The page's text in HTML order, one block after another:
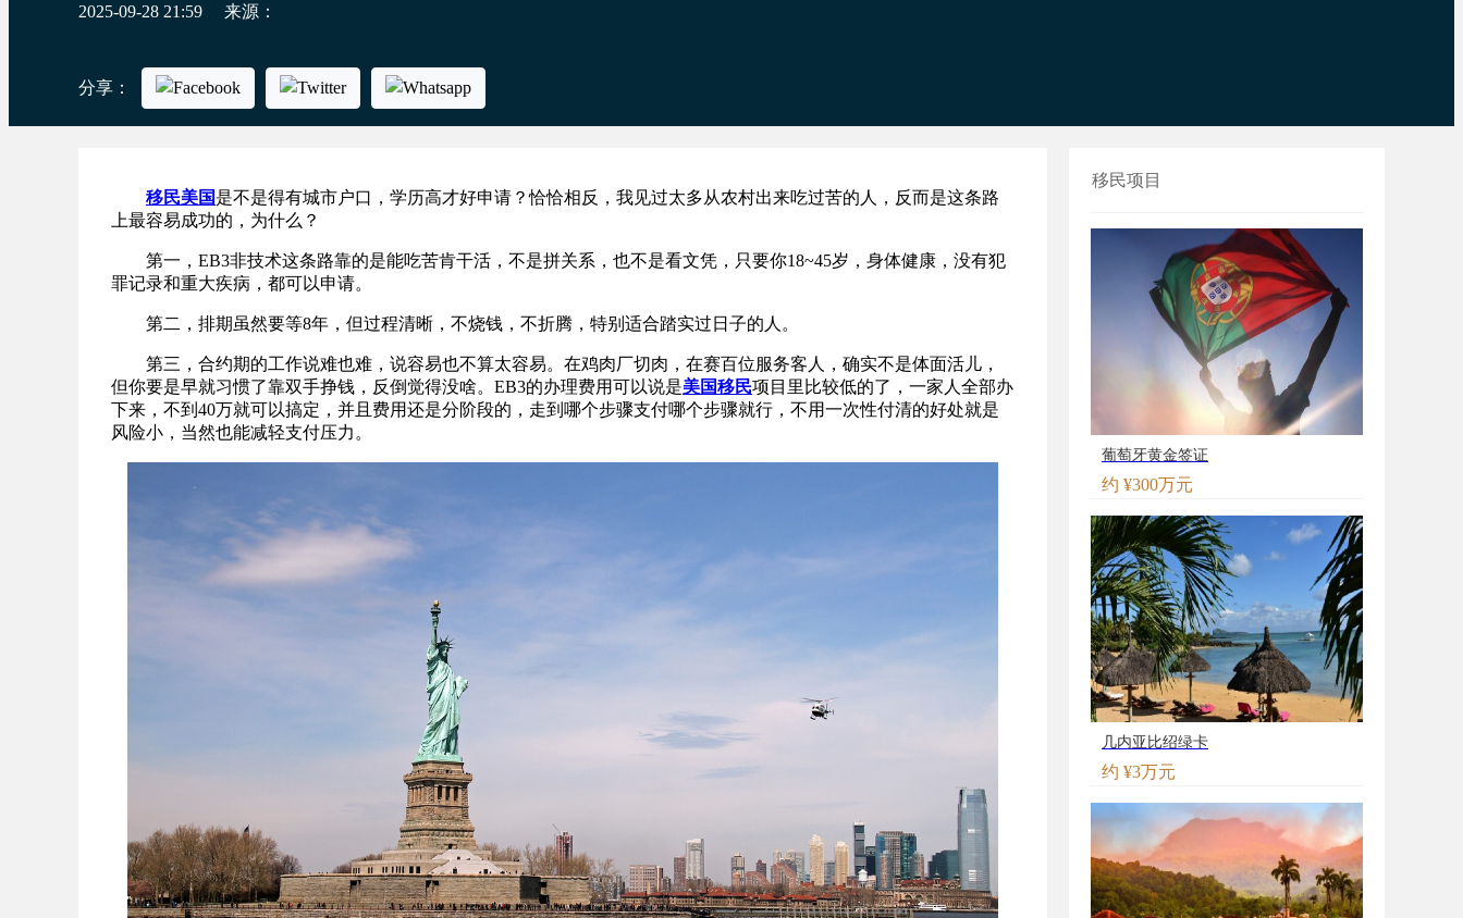
2025-09-28 21:59 来源：
分享：
移民美国是不是得有城市户口，学历高才好申请？恰恰相反，我见过太多从农村出来吃过苦的人，反而是这条路
上最容易成功的，为什么？
第一，EB3非技术这条路靠的是能吃苦肯干活，不是拼关系，也不是看文凭，只要你18~45岁，身体健康，没有犯
罪记录和重大疾病，都可以申请。
第二，排期虽然要等8年，但过程清晰，不烧钱，不折腾，特别适合踏实过日子的人。
第三，合约期的工作说难也难，说容易也不算太容易。在鸡肉厂切肉，在赛百位服务客人，确实不是体面活儿，
但你要是早就习惯了靠双手挣钱，反倒觉得没啥。EB3的办理费用可以说是美国移民项目里比较低的了，一家人全部办
下来，不到40万就可以搞定，并且费用还是分阶段的，走到哪个步骤支付哪个步骤就行，不用一次性付清的好处就是
风险小，当然也能减轻支付压力。
移民项目
葡萄牙黄金签证
约 ¥300万元
几内亚比绍绿卡
约 ¥3万元